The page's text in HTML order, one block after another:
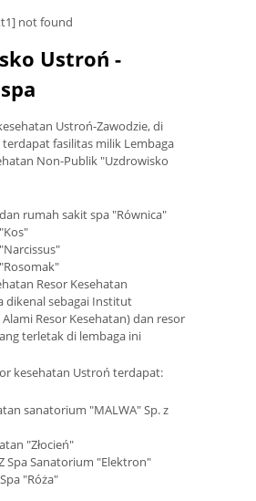
not found
Ustroń -
Ustroń-Zawodzie, di
terdapat fasilitas milik Lembaga
Non-Publik "Uzdrowisko
rumah sakit spa "Równica"
Resor Kesehatan
dikenal sebagai Institut
Resor Kesehatan) dan resor
terletak di lembaga ini
kesehatan Ustroń terdapat:
sanatorium "MALWA" Sp. z
"Złocień"
Spa Sanatorium "Elektron"
"Róża"